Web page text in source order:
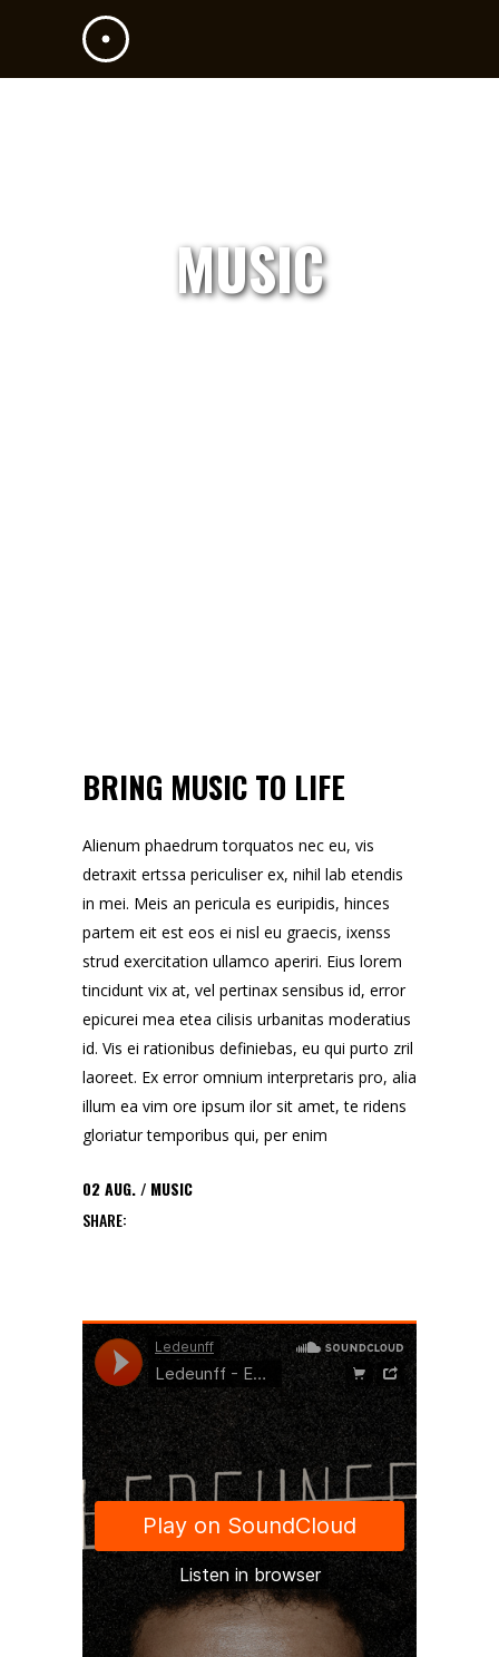
MUSIC
BRING MUSIC TO LIFE
Alienum phaedrum torquatos nec eu, vis
detraxit ertssa periculiser ex, nihil lab etendis
in mei. Meis an pericula es euripidis, hinces
partem eit est eos ei nisl eu graecis, ixenss
strud exercitation ullamco aperiri. Eius lorem
tincidunt vix at, vel pertinax sensibus id, error
epicurei mea etea cilisis urbanitas moderatius
id. Vis ei rationibus definiebas, eu qui purto zril
laoreet. Ex error omnium interpretaris pro, alia
illum ea vim ore ipsum ilor sit amet, te ridens
gloriatur temporibus qui, per enim
02AUG.
MUSIC
SHARE: